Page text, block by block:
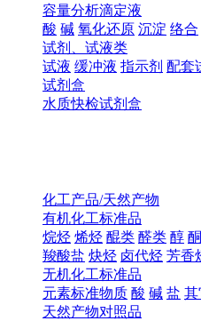
容量分析滴定液
酸 碱 氧化还原 沉淀 络合
试剂、试液类
试液 缓冲液 指示剂 配套
试剂盒
水质快检试剂盒
化工产品/天然产物
有机化工标准品
烷烃 烯烃 醌类 醛类 醇
羧酸盐 炔烃 卤代烃 芳香
无机化工标准品
元素标准物质 酸 碱 盐 其
天然产物对照品